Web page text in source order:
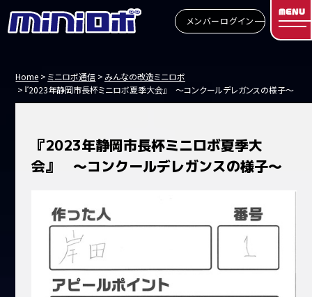
メンバーログイン
MENU
Home ミニロボ通信
みんなの改造ミニロボ
『2023年静岡市長杯ミニロボ夏季大会』 ～コンクールデレガンスの様子～
『2023年静岡市長杯ミニロボ夏季大
会』 ～コンクールデレガンスの様子～